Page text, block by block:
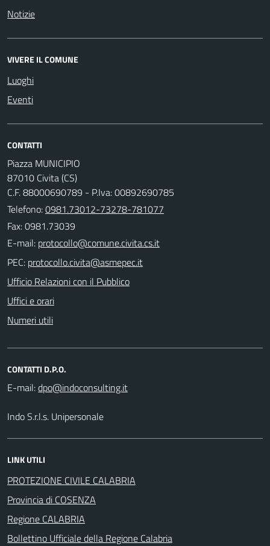
Notizie
VIVERE IL COMUNE
Luoghi
Eventi
CONTATTI
Piazza MUNICIPIO
87010 Civita (CS)
C.F. 88000690789 - P.Iva: 00892690785
Telefono:0981.73012-73278-781077
Fax: 0981.73039
E-mail:
PEC:
Ufficio Relazioni con il Pubblico
Uffici e orari
Numeri utili
CONTATTI D.P.O.
E-mail:
Indo S.r.l.s. Unipersonale
LINK UTILI
PROTEZIONE CIVILE CALABRIA
Provincia di COSENZA
Regione CALABRIA
Bollettino Ufficiale della Regione Calabria